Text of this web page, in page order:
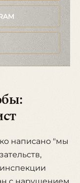
написано "мы
с нарушением